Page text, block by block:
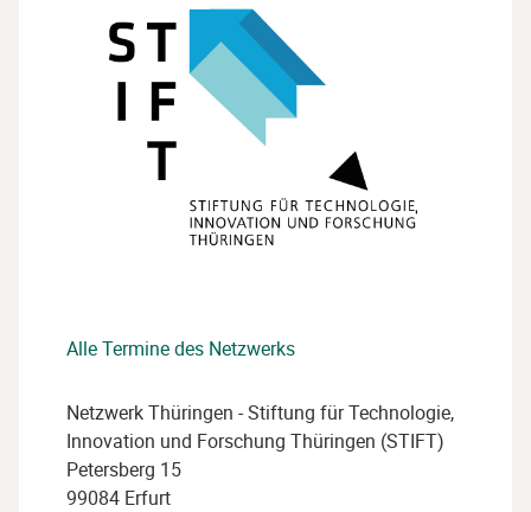
Alle Termine des Netzwerks
Netzwerk Thüringen - Stiftung für Technologie,
Innovation und Forschung Thüringen (STIFT)
Petersberg 15
99084 Erfurt